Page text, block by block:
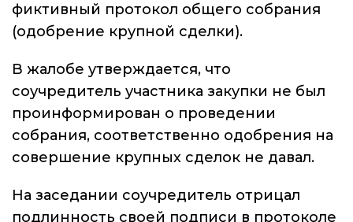
фиктивный протокол общего собрания
(одобрение крупной сделки).
В жалобе утверждается, что
соучредитель участника закупки не был
проинформирован о проведении
собрания, соответственно одобрения на
совершение крупных сделок не давал.
На заседании соучредитель отрицал
подлинность своей подписи в протоколе